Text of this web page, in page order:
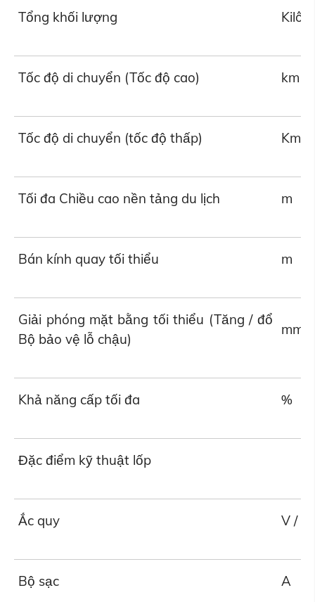
Tổng khối lượng
Tốc độ di chuyển (Tốc độ cao) km /
Tốc độ di chuyển (tốc độ thấp) Km /
Tối đa Chiều cao nền tảng du lịch m
Bán kính quay tối thiểu m
Giải phóng mặt bằng tối thiểu (Tăng / đổ
Bộ bảo vệ lỗ chậu)
mm
Khả năng cấp tối đa %
Đặc điểm kỹ thuật lốp
Ắc quy V /
Bộ sạc A